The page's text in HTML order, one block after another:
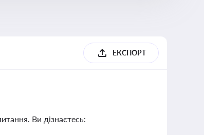
ЕКСПОРТ
Ви дізнаєтесь: